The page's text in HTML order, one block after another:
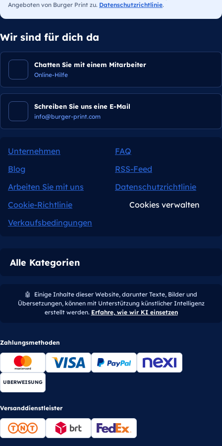
Angeboten von Burger Print zu. Datenschutzrichtlinie.
Wir sind für dich da
Chatten Sie mit einem Mitarbeiter
Online-Hilfe
Schreiben Sie uns eine E-Mail
info@burger-print.com
Unternehmen
FAQ
Blog
RSS-Feed
Arbeiten Sie mit uns
Datenschutzrichtlinie
Cookie-Richtlinie
Cookies verwalten
Verkaufsbedingungen
Alle Kategorien
🤖
Einige Inhalte dieser Website, darunter Texte, Bilder und
Übersetzungen, können mit Unterstützung künstlicher Intelligenz
erstellt werden. Erfahre, wie wir KI einsetzen
Zahlungsmethoden
UBERWEISUNG
Versanddienstleister